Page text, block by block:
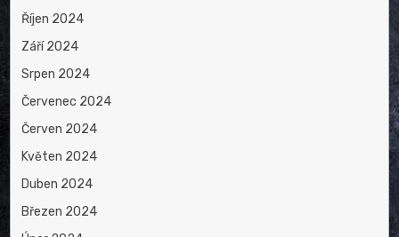
Říjen 2024
Září 2024
Srpen 2024
Červenec 2024
Červen 2024
Květen 2024
Duben 2024
Březen 2024